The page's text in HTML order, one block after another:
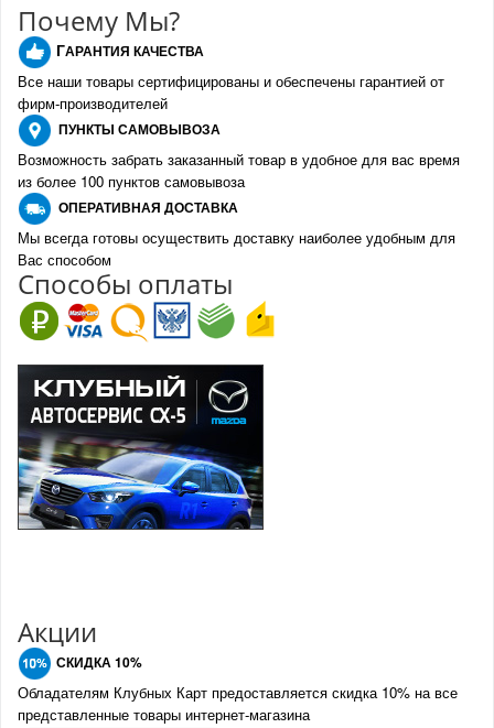
Почему Мы?
ГАРАНТИЯ КАЧЕСТВА
Все наши товары сертифицированы и обеспечены гарантией от
фирм-производителей
ПУНКТЫ САМОВЫВОЗА
Возможность забрать заказанный товар в удобное для вас время
из более 100 пунктов самовывоза
ОПЕРАТИВНАЯ ДОСТАВКА
Мы всегда готовы осуществить доставку наиболее удобным для
Вас способом
Способы оплаты
Акции
СКИДКА 10%
Обладателям Клубных Карт предоставляется скидка 10% на все
представленные товары интернет-магазина